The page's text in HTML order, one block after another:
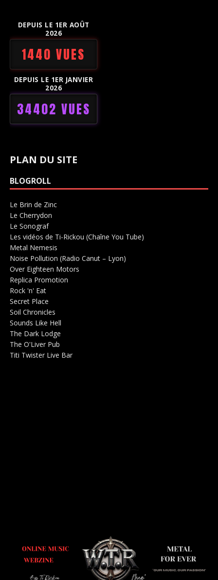
DEPUIS LE 1ER AOÛT
2026
1440 VUES
DEPUIS LE 1ER JANVIER
2026
34402 VUES
PLAN DU SITE
BLOGROLL
Le Brin de Zinc
Le Cherrydon
Le SonografSalle de concerts 0
Les vidéos de Ti-Rickou (Chaîne You Tube)
Metal Nemesis
Noise Pollution (Radio Canut – Lyon)
Over Eighteen Motors
Replica Promotion
Rock 'n' Eat
Secret Place
Soil Chronicles
Sounds Like Hell
The Dark Lodge
The O'Liver Pub
Titi Twister Live Bar